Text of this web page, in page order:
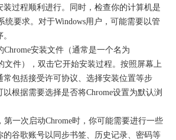
装过程顺利进行。同时，检查你的计算机是
统要求。对于Windows用户，可能需要以管
安装文件（通常是一个名为
文件），双击它开始安装过程。按照屏幕上
常包括接受许可协议、选择安装位置等步
根据需要选择是否将Chrome设置为默认浏
第一次启动Chrome时，你可能需要进行一些
的谷歌账号以同步书签、历史记录、密码等